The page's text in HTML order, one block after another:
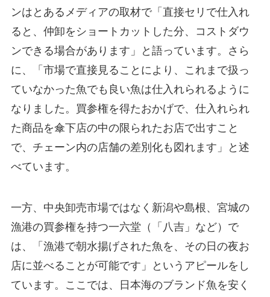
ンはとあるメディアの取材で「直接セリで仕入れ
ると、仲卸をショートカットした分、コストダウ
ンできる場合があります」と語っています。さら
に、「市場で直接見ることにより、これまで扱っ
ていなかった魚でも良い魚は仕入れられるように
なりました。買参権を得たおかげで、仕入れられ
た商品を傘下店の中の限られたお店で出すこと
で、チェーン内の店舗の差別化も図れます」と述
べています。
一方、中央卸売市場ではなく新潟や島根、宮城の
漁港の買参権を持つ一六堂（「八吉」など）で
は、「漁港で朝水揚げされた魚を、その日の夜お
店に並べることが可能です」というアピールをし
ています。ここでは、日本海のブランド魚を安く